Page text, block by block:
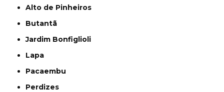
Alto de Pinheiros
Butantã
Jardim Bonfiglioli
Lapa
Pacaembu
Perdizes